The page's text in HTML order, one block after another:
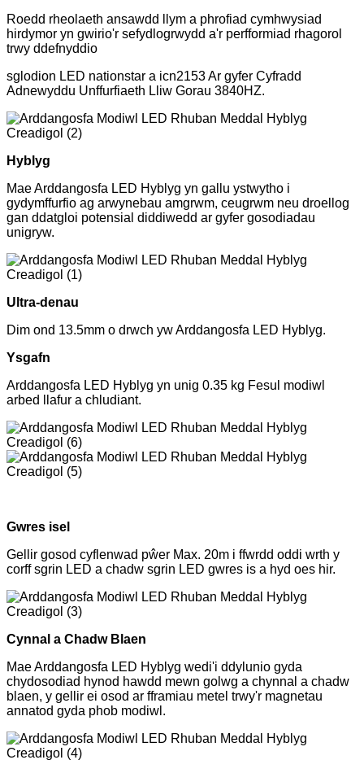
Roedd rheolaeth ansawdd llym a phrofiad cymhwysiad
hirdymor yn gwirio'r sefydlogrwydd a'r perfformiad rhagorol
trwy ddefnyddio
sglodion LED nationstar a icn2153 Ar gyfer Cyfradd
Adnewyddu Unffurfiaeth Lliw Gorau 3840HZ.
Hyblyg
Mae Arddangosfa LED Hyblyg yn gallu ystwytho i
gydymffurfio ag arwynebau amgrwm, ceugrwm neu droellog
gan ddatgloi potensial diddiwedd ar gyfer gosodiadau
unigryw.
Ultra-denau
Dim ond 13.5mm o drwch yw Arddangosfa LED Hyblyg.
Ysgafn
Arddangosfa LED Hyblyg yn unig 0.35 kg Fesul modiwl
arbed llafur a chludiant.
Gwres isel
Gellir gosod cyflenwad pŵer Max. 20m i ffwrdd oddi wrth y
corff sgrin LED a chadw sgrin LED gwres is a hyd oes hir.
Cynnal a Chadw Blaen
Mae Arddangosfa LED Hyblyg wedi'i ddylunio gyda
chydosodiad hynod hawdd mewn golwg a chynnal a chadw
blaen, y gellir ei osod ar fframiau metel trwy'r magnetau
annatod gyda phob modiwl.